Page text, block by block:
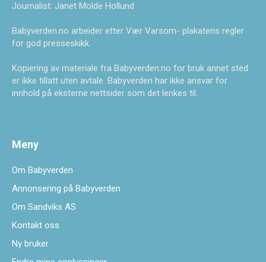
Journalist: Janet Molde Hollund
Babyverden.no arbeider etter Vær Varsom- plakatens regler
for god presseskikk.
Kopiering av materiale fra Babyverden.no for bruk annet sted
er ikke tillatt uten avtale. Babyverden har ikke ansvar for
innhold på eksterne nettsider som det lenkes til.
Meny
Om Babyverden
Annonsering på Babyverden
Om Sandviks AS
Kontakt oss
Ny bruker